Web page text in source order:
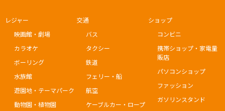
レジャー
映画館・劇場
カラオケ
ボーリング
水族館
遊園地・テーマパーク
動物園・植物園
交通
バス
タクシー
鉄道
フェリー・船
航空
ケーブルカー・ロープ
ショップ
コンビニ
携帯ショップ・家電量
販店
パソコンショップ
ファッション
ガソリンスタンド